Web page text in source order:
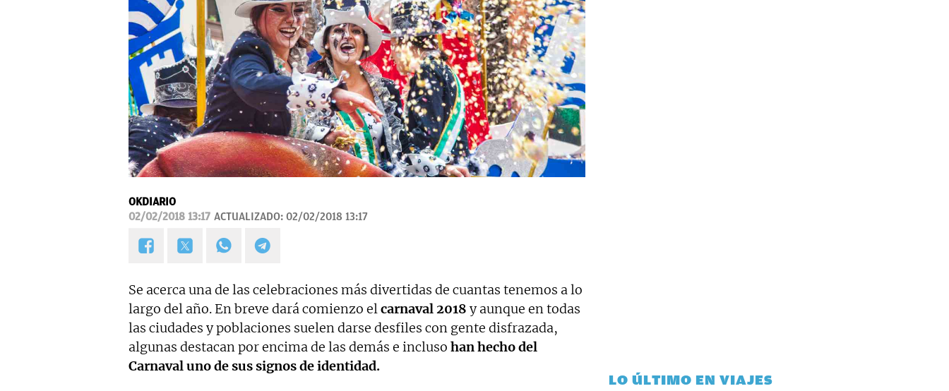
OKDIARIO
02/02/2018 13:17 ACTUALIZADO: 02/02/2018 13:17
Se acerca una de las celebraciones más divertidas de cuantas tenemos a lo
largo del año. En breve dará comienzo elcarnaval 2018 y aunque en todas
las ciudades y poblaciones suelen darse desfiles con gente disfrazada,
algunas destacan por encima de las demás e incluso han hecho del
Carnaval uno de sus signos de identidad.
LO ÚLTIMO EN VIAJES